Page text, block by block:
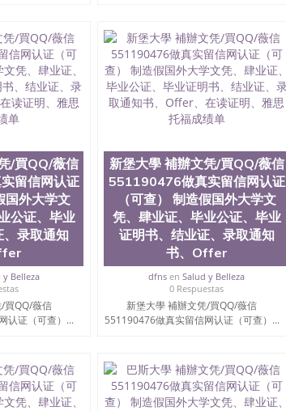
学结业证（San Jose State University）圣何塞州
学学位证（San Jose State University）圣何塞州
大学学历证书（San Jose State University）圣何
书未毕业找人做文凭学位qq微信551190476澳洲
科硕士做文凭/购买澳洲大学毕业证成绩单假文凭
找人做文凭学位qq微信551190476澳洲读CQU中
、雅思托福成绩单
/買QQ/薇信
留信网认证
国外大学文
公证、毕业
录取通知
y Belleza
買QQ/薇信
认证（可查）...
新堡大學 補辦文凭/買QQ/薇信
551190476做真实留信网认证
（可查） 制造假国外大学文
凭、肆业证、毕业公证、毕业
证明书、结业证、录取通知
书、Offer
dfns enSalud y Belleza
0 Respuestas
新堡大學 補辦文凭/買QQ/薇信
551190476做真实留信网认证（可查）...